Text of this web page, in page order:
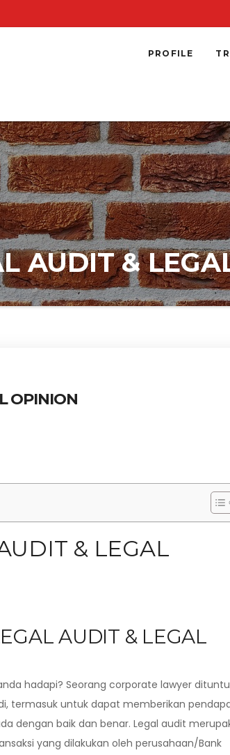
PROFILE
AUDIT &
OPINION
& LEGAL
AUDIT & LEGAL
hadapi? Seorang corporate lawyer
termasuk untuk dapat memberikan
dengan baik dan benar. Legal audit
yang dilakukan oleh perusahaan/Bank